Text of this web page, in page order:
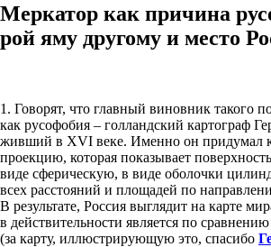
Меркатор как причина
рой яму другому и место
1. Говорят, что главный виновник такого
как русофобия – голландский картограф
живший в XVI веке. Именно он придумал
проекцию, которая показывает
виде сферическую, в виде оболочки
всех расстояний и площадей по
В результате, Россия выглядит на карте
в действительности является по
(за карту, иллюстрирующую это, спасибо